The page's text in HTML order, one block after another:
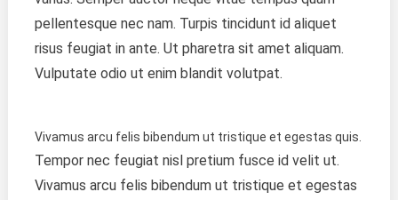
pellentesque nec nam. Turpis tincidunt id aliquet
risus feugiat in ante. Ut pharetra sit amet aliquam.
Vulputate odio ut enim blandit volutpat.
Vivamus arcu felis bibendum ut tristique et egestas quis.
Tempor nec feugiat nisl pretium fusce id velit ut.
Vivamus arcu felis bibendum ut tristique et egestas